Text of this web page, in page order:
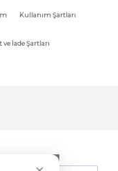
Kullanım Şartları
ve İade Şartları